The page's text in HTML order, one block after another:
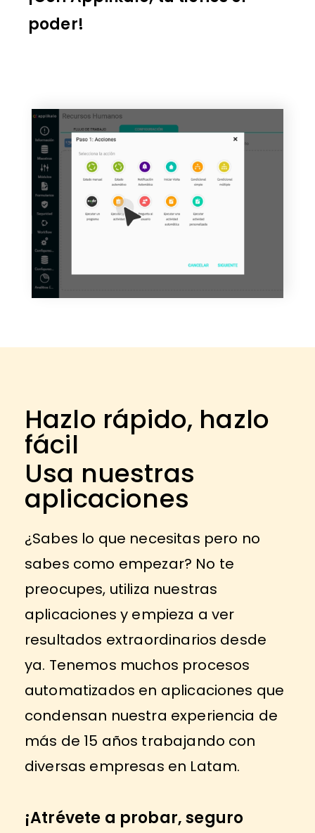
poder!
Hazlo rápido, hazlo
fácil
Usa nuestras
aplicaciones
¿Sabes lo que necesitas pero no
sabes como empezar? No te
preocupes, utiliza nuestras
aplicaciones y empieza a ver
resultados extraordinarios desde
ya. Tenemos muchos procesos
automatizados en aplicaciones que
condensan nuestra experiencia de
más de 15 años trabajando con
diversas empresas en Latam.
¡Atrévete a probar, seguro